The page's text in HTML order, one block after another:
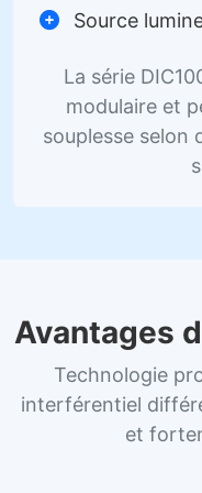
Source
La série
modulaire et
souplesse selon
Avantages
Technologie
interférentiel
et